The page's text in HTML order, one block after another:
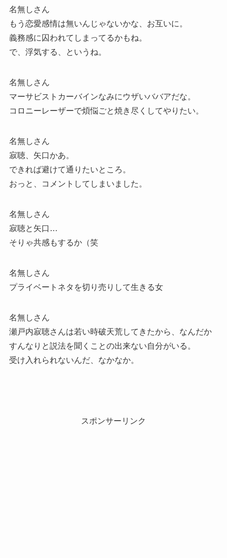
名無しさん
もう恋愛感情は無いんじゃないかな、お互いに。
義務感に囚われてしまってるかもね。
で、浮気する、というね。
名無しさん
マーサビストカーバインなみにウザいババアだな。
コロニーレーザーで煩悩ごと焼き尽くしてやりたい。
名無しさん
寂聴、矢口かあ。
できれば避けて通りたいところ。
おっと、コメントしてしまいました。
名無しさん
寂聴と矢口…
そりゃ共感もするか（笑
名無しさん
プライベートネタを切り売りして生きる女
名無しさん
瀬戸内寂聴さんは若い時破天荒してきたから、なんだか
すんなりと説法を聞くことの出来ない自分がいる。
受け入れられないんだ、なかなか。
スポンサーリンク